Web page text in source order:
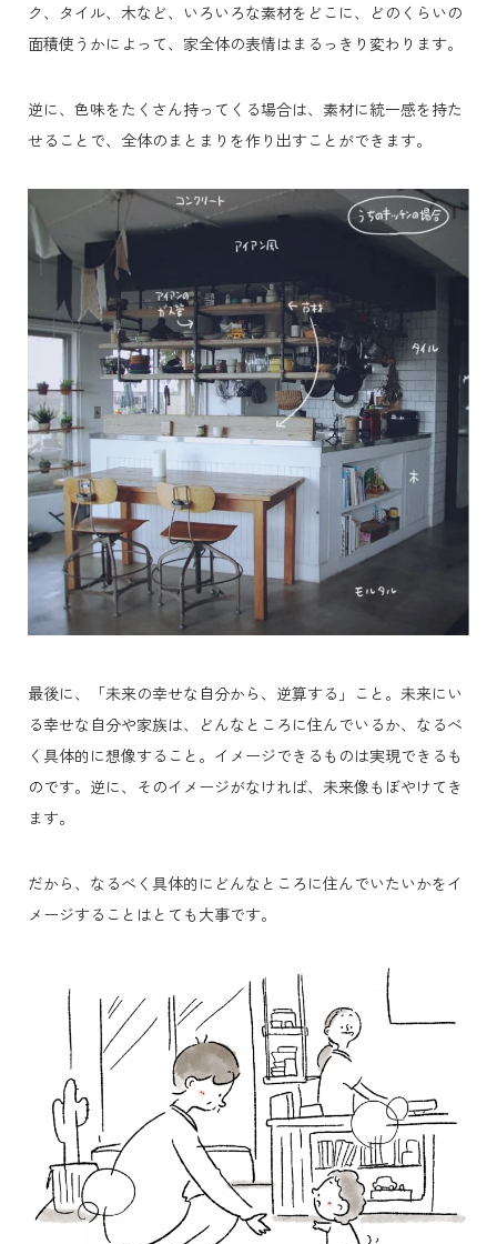
ク、タイル、木など、いろいろな素材をどこに、どのくらいの
面積使うかによって、家全体の表情はまるっきり変わります。
逆に、色味をたくさん持ってくる場合は、素材に統一感を持た
せることで、全体のまとまりを作り出すことができます。
最後に、「未来の幸せな自分から、逆算する」こと。未来にい
る幸せな自分や家族は、どんなところに住んでいるか、な るべ
く具体的に想像すること。イメージできるものは実現できるも
のです。 逆に、そのイメージがなければ、未来像もぼやけてき
ます。
だから、なるべく具体的にどんなところに住んでいたいかをイ
メージすることはとても大事です。